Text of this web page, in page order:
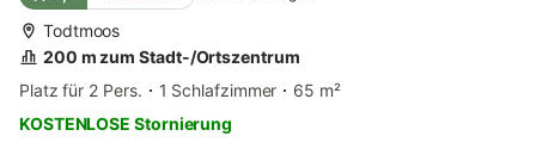
Todtmoos
200 m zum Stadt-/Ortszentrum
Platz für 2 Pers.
1 Schlafzimmer
65 m²
KOSTENLOSE Stornierung